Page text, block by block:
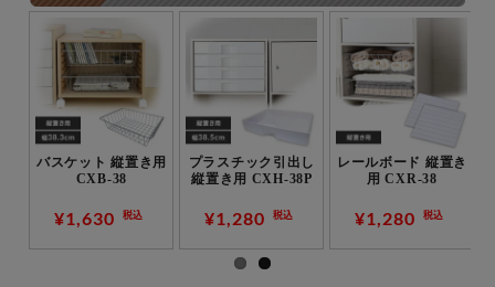
バスケット 縦置き用
CXB-38
¥1,630 税込
プラスチック引出し
縦置き用 CXH-38P
¥1,280 税込
レールボード 縦置き
用 CXR-38
¥1,280 税込